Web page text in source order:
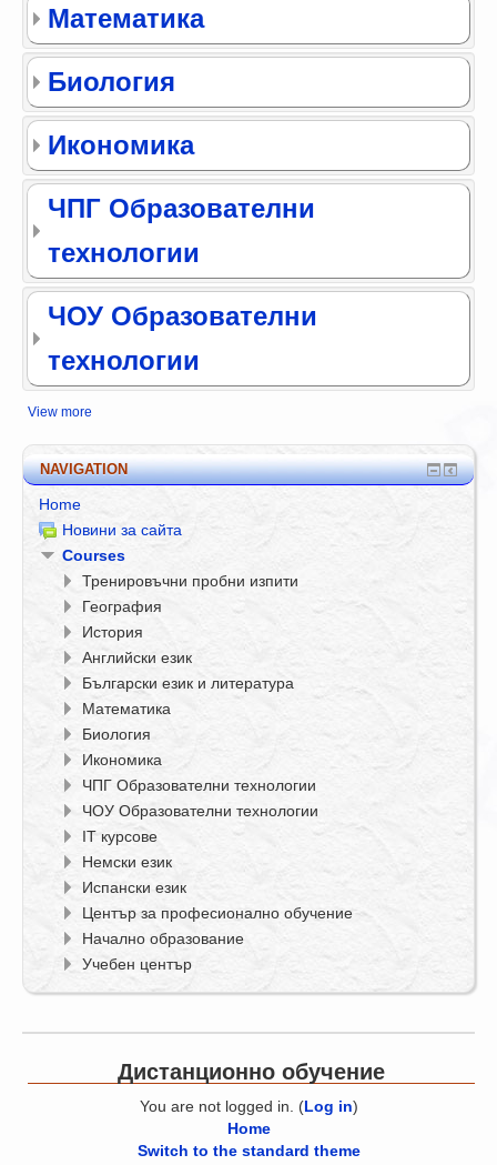
Математика
Биология
Икономика
ЧПГ Образователни
технологии
ЧОУ Образователни
технологии
View more
NAVIGATION
Home
Новини за сайта
Courses
Тренировъчни пробни изпити
География
История
Английски език
Български език и литература
Математика
Биология
Икономика
ЧПГ Образователни технологии
ЧОУ Образователни технологии
IT курсове
Немски език
Испански език
Център за професионално обучение
Начално образование
Учебен център
Дистанционно обучение
You are not logged in. (Log in)
Home
Switch to the standard theme